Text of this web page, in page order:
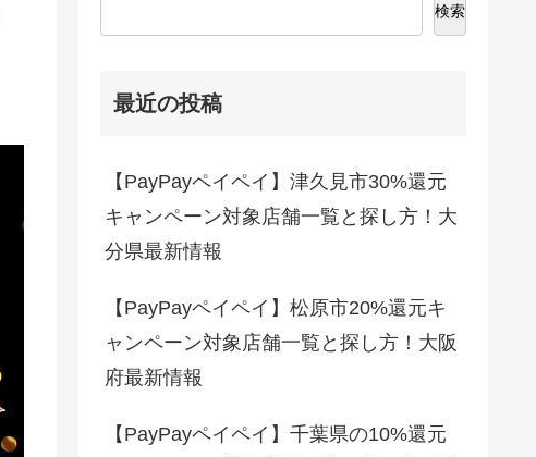
検索
最近の投稿
【PayPayペイペイ】津久見市30%還元
キャンペーン対象店舗一覧と探し方！大
分県最新情報
【PayPayペイペイ】松原市20%還元キ
ャンペーン対象店舗一覧と探し方！大阪
府最新情報
【PayPayペイペイ】千葉県の10%還元